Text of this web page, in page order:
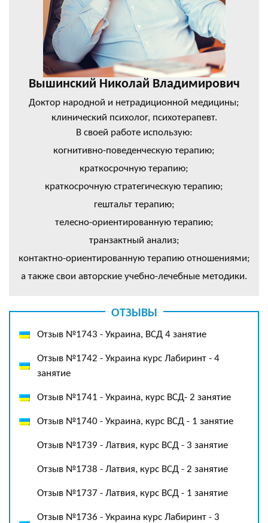
Вышинский Николай Владимирович
Доктор народной и нетрадиционной медицины;
клинический психолог, психотерапевт.
В своей работе использую:
когнитивно-поведенческую терапию;
краткосрочную терапию;
краткосрочную стратегическую терапию;
гештальт терапию;
телесно-ориентированную терапию;
транзактный анализ;
контактно-ориентированную терапию отношениями;
а также свои авторские учебно-лечебные методики.
ОТЗЫВЫ
Отзыв №1743 - Украина, ВСД 4 занятие
Отзыв №1742 - Украина курс Лабиринт - 4
занятие
Отзыв №1741 - Украина, курс ВСД- 2 занятие
Отзыв №1740 - Украина, курс ВСД - 1 занятие
Отзыв №1739 - Латвия, курс ВСД - 3 занятие
Отзыв №1738 - Латвия, курс ВСД - 2 занятие
Отзыв №1737 - Латвия, курс ВСД - 1 занятие
Отзыв №1736 - Украина курс Лабиринт - 3